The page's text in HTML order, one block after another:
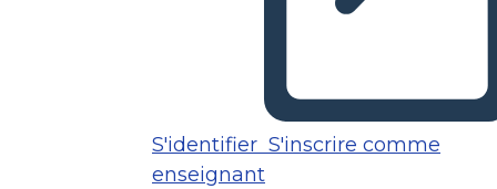
S'identifier S'inscrire comme
enseignant